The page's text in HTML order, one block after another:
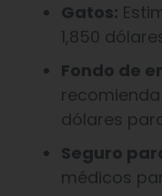
Gatos:
1,850
Fondo de
recomienda
dólares
Seguro
médicos